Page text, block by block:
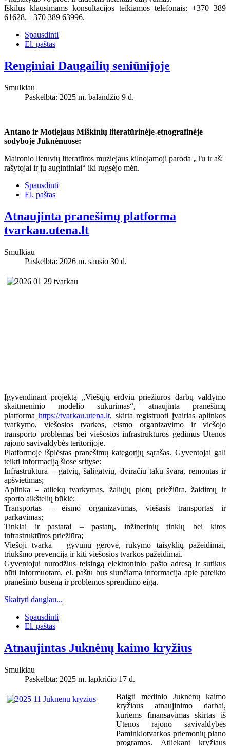
Iškilus klausimams konsultacijos teikiamos telefonais: +370 389
61628, +370 389 63996.
Spausdinti
El. paštas
Renginiai Daugailių seniūnijoje
Smulkiau
Paskelbta: 2025 m. balandžio 9 d.
Antano ir Motiejaus Miškinių literatūrinėje-etnografinėje
sodyboje Juknėnuose:
Maironio lietuvių literatūros muziejaus kilnojamoji paroda „Tu ir aš:
rašytojai ir jų augintiniai“ iki rugsėjo mėn.
Spausdinti
El. paštas
Atnaujinta pranešimų platforma
tvarkau.utena.lt
Smulkiau
Paskelbta: 2026 m. sausio 30 d.
Įgyvendinant projektą „Viešųjų erdvių priežiūros darbų valdymo
skaitmeninio modelio sukūrimas“, atnaujinta pranešimų
platforma https://tvarkau.utena.lt, skirta registruoti įvairias aplinkos
tvarkymo, viešosios tvarkos, eismo organizavimo ir viešojo
transporto problemas bei viešosios infrastruktūros gedimus Utenos
rajono savivaldybės teritorijoje.
Platformoje išplėstas pranešimų kategorijų sąrašas. Gyventojai gali
teikti informaciją šiose srityse:
Infrastruktūra – gatvių, šaligatvių, dviračių takų švara, remontas ir
apšvietimas;
Aplinka – atliekų tvarkymas, žaliųjų plotų priežiūra, žaidimų ir
sporto aikštelių būklė;
Transportas – eismo organizavimas, viešasis transportas ir
parkavimas;
Tinklai ir pastatai – pastatų, inžinerinių tinklų bei kitos
infrastruktūros priežiūra;
Viešoji tvarka – gyvūnų gerovė, rūkymo taisyklių pažeidimai,
triukšmo prevencija ir kiti viešosios tvarkos pažeidimai.
Gyventojui nurodžius teisingą elektroninio pašto adresą ir sutikus
būti informuotam, el. paštu bus siunčiama informacija apie pateikto
pranešimo būseną ir problemos sprendimo eigą.
Skaityti daugiau...
Spausdinti
El. paštas
Atnaujintas Juknėnų kaimo kryžius
Smulkiau
Paskelbta: 2025 m. lapkričio 17 d.
Baigti medinio Juknėnų kaimo
kryžiaus atnaujinimo darbai,
kuriems finansavimas skirtas iš
Utenos rajono savivaldybės
Paminklotvarkos priemonių plano
programos. Atliekant kryžiaus